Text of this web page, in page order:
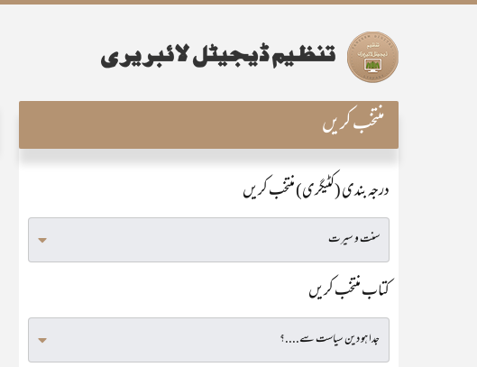
منتخب کریں
درجہ بندی (کٹیگری) منتخب کریں
کتاب منتخب کریں